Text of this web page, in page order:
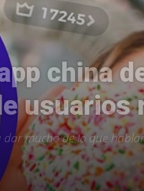
china
usuarios
dar mucho de lo que